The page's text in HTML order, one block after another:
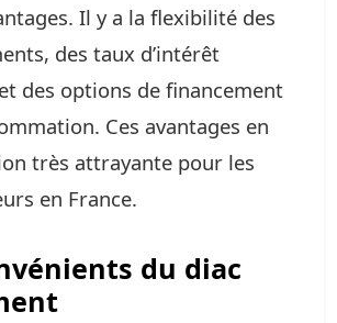
Il y a la flexibilité des
des taux d’intérêt
des options de financement
Ces avantages en
très attrayante pour les
en France.
du diac